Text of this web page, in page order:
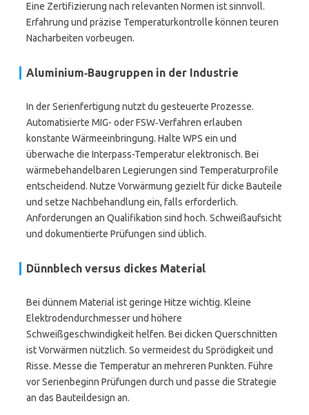
Eine Zertifizierung nach relevanten Normen ist sinnvoll.
Erfahrung und präzise Temperaturkontrolle können teuren
Nacharbeiten vorbeugen.
Aluminium‑Baugruppen in der Industrie
In der Serienfertigung nutzt du gesteuerte Prozesse.
Automatisierte MIG- oder FSW‑Verfahren erlauben
konstante Wärmeeinbringung. Halte WPS ein und
überwache die Interpass-Temperatur elektronisch. Bei
wärmebehandelbaren Legierungen sind Temperaturprofile
entscheidend. Nutze Vorwärmung gezielt für dicke Bauteile
und setze Nachbehandlung ein, falls erforderlich.
Anforderungen an Qualifikation sind hoch. Schweißaufsicht
und dokumentierte Prüfungen sind üblich.
Dünnblech versus dickes Material
Bei dünnem Material ist geringe Hitze wichtig. Kleine
Elektrodendurchmesser und höhere
Schweißgeschwindigkeit helfen. Bei dicken Querschnitten
ist Vorwärmen nützlich. So vermeidest du Sprödigkeit und
Risse. Messe die Temperatur an mehreren Punkten. Führe
vor Serienbeginn Prüfungen durch und passe die Strategie
an das Bauteildesign an.